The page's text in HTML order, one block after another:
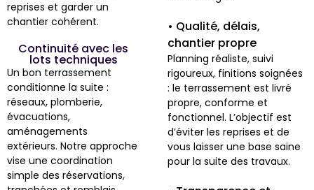
reprises et garder un
chantier cohérent.
Continuité avec les
lots techniques
Un bon terrassement
conditionne la suite :
réseaux, plomberie,
évacuations,
aménagements
extérieurs. Notre approche
vise une coordination
simple des réservations,
• Qualité, délais,
chantier propre
Planning réaliste, suivi
rigoureux, finitions soignées
: le terrassement est livré
propre, conforme et
fonctionnel. L’objectif est
d’éviter les reprises et de
vous laisser une base saine
pour la suite des travaux.